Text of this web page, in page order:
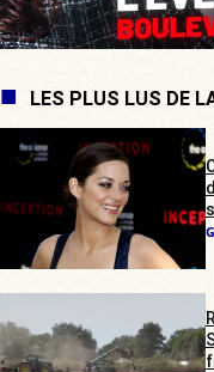
LES PLUS LUS DE